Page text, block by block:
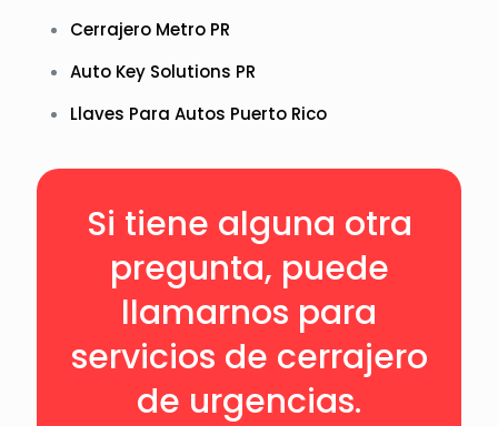
Cerrajero Metro PR
Auto Key Solutions PR
Llaves Para Autos Puerto Rico
Si tiene alguna otra
pregunta, puede
llamarnos para
servicios de cerrajero
de urgencias.